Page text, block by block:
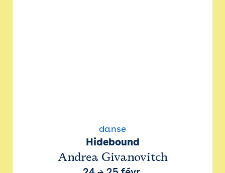
danse
Hidebound
Andrea Givanovitch